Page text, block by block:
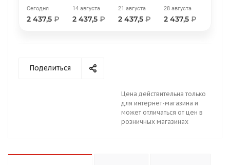
Сегодня
2 437,5 ₽
14 августа
2 437,5 ₽
21 августа
2 437,5 ₽
28 августа
2 437,5 ₽
Поделиться
Цена действительна только
для интернет-магазина и
может отличаться от цен в
розничных магазинах